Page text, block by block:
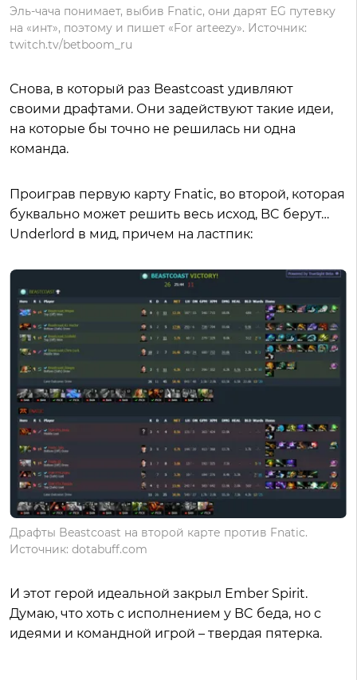
Эль-чача понимает, выбив Fnatic, они дарят EG путевку
на «инт», поэтому и пишет «For arteezy». Источник:
twitch.tv/betboom_ru
Снова, в который раз Beastcoast удивляют
своими драфтами. Они задействуют такие идеи,
на которые бы точно не решилась ни одна
команда.
Проиграв первую карту Fnatic, во второй, которая
буквально может решить весь исход, BC берут…
Underlord в мид, причем на ластпик:
Драфты Beastcoast на второй карте против Fnatic.
Источник: dotabuff.com
И этот герой идеальной закрыл Ember Spirit.
Думаю, что хоть с исполнением у BC беда, но с
идеями и командной игрой – твердая пятерка.